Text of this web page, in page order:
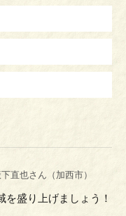
直也さん（加西市）
を盛り上げましょう！